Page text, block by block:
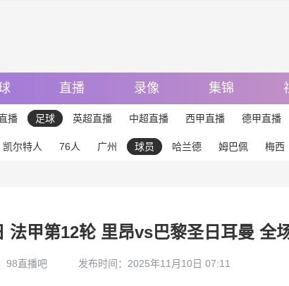
直播 录像 集锦
播 足球 英超直播 中超直播 西甲直播 德甲直播
凯尔特人 76人 广州 球员 哈兰德 姆巴佩 梅西
法甲第12轮 里昂vs巴黎圣日耳曼 全
98直播吧 发布时间：2025年11月10日 07:11